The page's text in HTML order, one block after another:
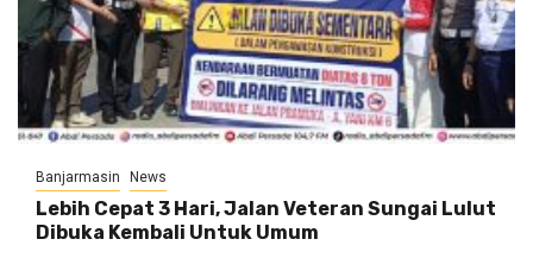
Banjarmasin News
Lebih Cepat 3 Hari, Jalan Veteran Sungai Lulut
Dibuka Kembali Untuk Umum